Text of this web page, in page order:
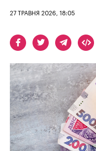
27 ТРАВНЯ 2026, 18:05